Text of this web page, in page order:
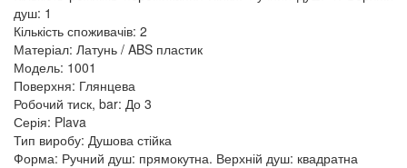
душ: 1
Кількість споживачів: 2
Матеріал: Латунь / ABS пластик
Модель: 1001
Поверхня: Глянцева
Робочий тиск, bar: До 3
Серія: Plava
Тип виробу: Душова стійка
Форма: Ручний душ: прямокутна. Верхній душ: квадратна